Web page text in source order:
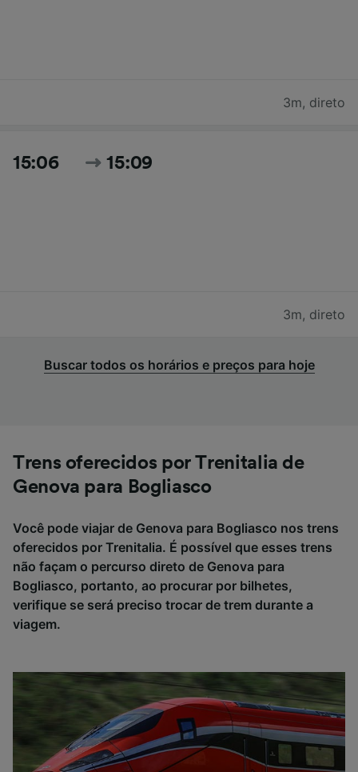
3m, direto
15:06 15:09
3m, direto
Buscar todos os horários e preços para hoje
Trens oferecidos por Trenitalia de
Genova para Bogliasco
Você pode viajar de Genova para Bogliasco nos trens
oferecidos por Trenitalia. É possível que esses trens
não façam o percurso direto de Genova para
Bogliasco, portanto, ao procurar por bilhetes,
verifique se será preciso trocar de trem durante a
viagem.